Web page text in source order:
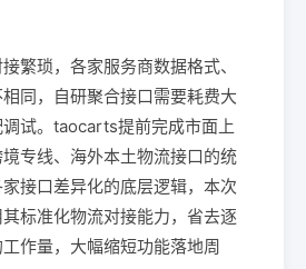
繁琐，各家服务商数据格式、
同，自研聚合接口需要耗费大
试。taocarts提前完成市面上
专线、海外本土物流接口的统
接口差异化的底层逻辑，本次
标准化物流对接能力，省去逐
作量，大幅缩短功能落地周